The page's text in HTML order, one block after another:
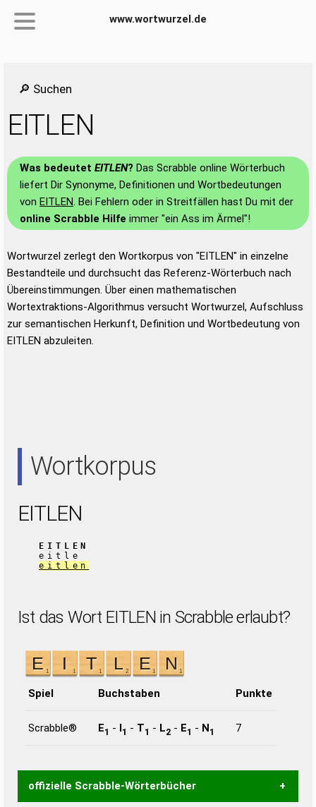
www.wortwurzel.de
🔎 Suchen
EITLEN
Was bedeutet EITLEN? Das Scrabble online Wörterbuch
liefert Dir Synonyme, Definitionen und Wortbedeutungen
von EITLEN. Bei Fehlern oder in Streitfällen hast Du mit der
online Scrabble Hilfe immer "ein Ass im Ärmel"!
Wortwurzel zerlegt den Wortkorpus von "EITLEN" in einzelne
Bestandteile und durchsucht das Referenz-Wörterbuch nach
Übereinstimmungen. Über einen mathematischen
Wortextraktions-Algorithmus versucht Wortwurzel, Aufschluss
zur semantischen Herkunft, Definition und Wortbedeutung von
EITLEN abzuleiten.
Wortkorpus
EITLEN
EITLEN
eitle
eitlen
Ist das Wort EITLEN in Scrabble erlaubt?
Spiel Buchstaben Punkte
Scrabble® E1 - I1 - T1 - L2 - E1 - N1 7
offizielle Scrabble-Wörterbücher